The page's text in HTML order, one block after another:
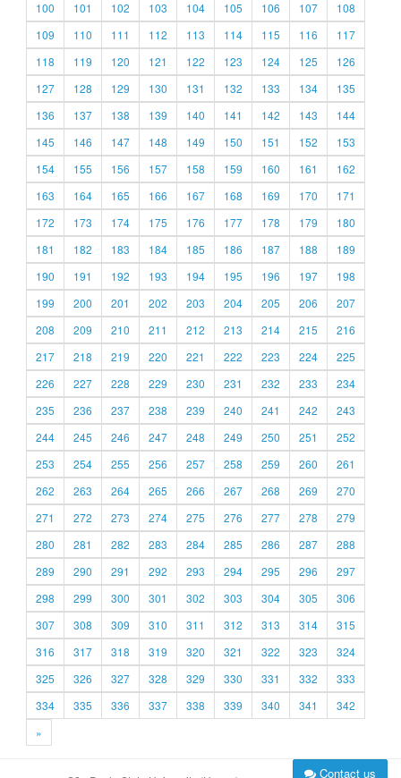
100
101 102 103 104 105 106 107
108
109
110 111 112 113 114 115 116
117
118
119 120 121 122 123 124 125
126
127
128 129 130 131 132 133 134
135
136
137 138 139 140 141 142 143
144
145
146 147 148 149 150 151 152
153
154
155 156 157 158 159 160 161
162
163
164 165 166 167 168 169 170
171
172
173 174 175 176 177 178 179
180
181
182 183 184 185 186 187 188
189
190
191 192 193 194 195 196 197
198
199
200 201 202 203 204 205 206
207
208
209 210 211 212 213 214 215
216
217
218 219 220 221 222 223 224
225
226
227 228 229 230 231 232 233
234
235
236 237 238 239 240 241 242
243
244
245 246 247 248 249 250 251
252
253
254 255 256 257 258 259 260
261
262
263 264 265 266 267 268 269
270
271
272 273 274 275 276 277 278
279
280
281 282 283 284 285 286 287
288
289
290 291 292 293 294 295 296
297
298
299 300 301 302 303 304 305
306
307
308 309 310 311 312 313 314
315
316
317 318 319 320 321 322 323
324
325
326 327 328 329 330 331 332
333
334
335 336 337 338 339 340 341
342
»
Contact us